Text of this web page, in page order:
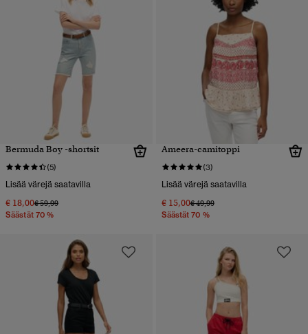
Bermuda Boy -shortsit
(5)
Lisää värejä saatavilla
€ 18,00Hinta alennettu hinnasta
€ 59,99hintaan
Säästät 70 %
Ameera-camitoppi
(3)
Lisää värejä saatavilla
€ 15,00Hinta alennettu hinnasta
€ 49,99hintaan
Säästät 70 %